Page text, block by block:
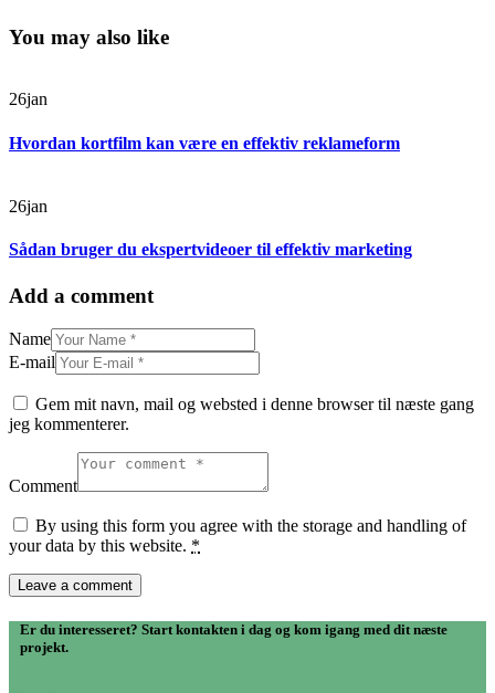
You may also like
26jan
Hvordan kortfilm kan være en effektiv reklameform
26jan
Sådan bruger du ekspertvideoer til effektiv marketing
Add a comment
Name
E-mail
Gem mit navn, mail og websted i denne browser til næste gang
jeg kommenterer.
Comment
By using this form you agree with the storage and handling of
your data by this website. *
Er du interesseret? Start kontakten i dag og kom igang med dit næste
projekt.